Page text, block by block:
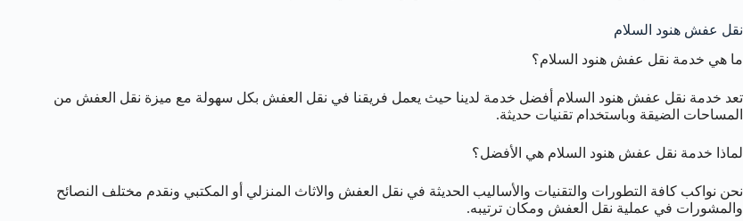
نقل عفش هنود السلام
ما هي خدمة نقل عفش هنود السلام؟
تعد خدمة نقل عفش هنود السلام أفضل خدمة لدينا حيث يعمل فريقنا في نقل العفش بكل سهولة مع ميزة نقل العفش من
المساحات الضيقة وباستخدام تقنيات حديثة.
لماذا خدمة نقل عفش هنود السلام هي الأفضل؟
نحن نواكب كافة التطورات والتقنيات والأساليب الحديثة في نقل العفش والاثاث المنزلي أو المكتبي ونقدم مختلف النصائح
والمشورات في عملية نقل العفش ومكان ترتيبه.